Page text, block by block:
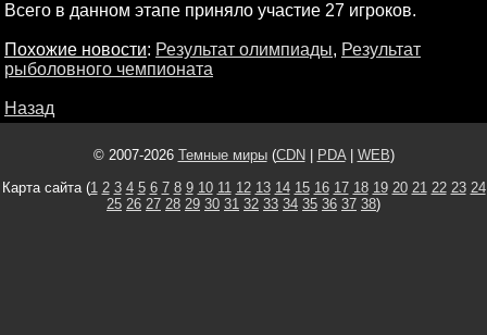
Всего в данном этапе приняло участие 27 игроков.
Похожие новости: Результат олимпиады, Результат
рыболовного чемпионата
Назад
© 2007-2026 Темные миры(CDN PDA| WEB)
Карта сайта (1 2 3 4 5 6 7 8 9 10 11 12 13 14 15 16 17 18 19 20 21 22 23 24
25 26 27 28 29 30 31 32 33 34 35 36 37 38)